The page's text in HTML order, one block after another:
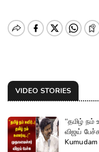
VIDEO STORIES
“தமிழ் நம்
விஜய்
Kumudam